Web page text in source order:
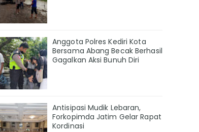
Anggota Polres Kediri Kota
Bersama Abang Becak Berhasil
Gagalkan Aksi Bunuh Diri
Antisipasi Mudik Lebaran,
Forkopimda Jatim Gelar Rapat
Kordinasi